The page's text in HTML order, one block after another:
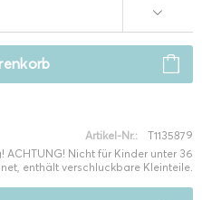
Artikel-Nr.:
T1135879
ACHTUNG! Nicht für Kinder unter 36
enthält verschluckbare Kleinteile.